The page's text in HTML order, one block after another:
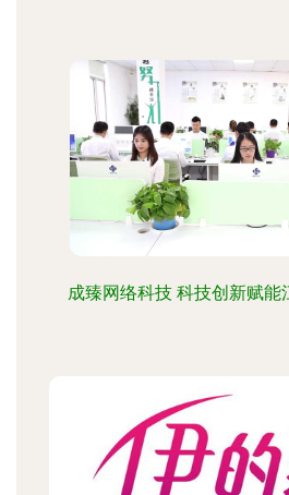
成臻网络科技 科技创新赋能